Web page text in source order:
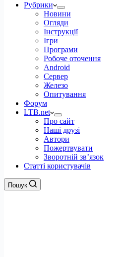
Рубрики
Новини
Огляди
Інструкції
Ігри
Програми
Робоче оточення
Android
Сервер
Железо
Опитування
Форум
LTB.net
Про сайт
Наші друзі
Автори
Пожертвувати
Зворотній зв’язок
Статті користувачів
Пошук